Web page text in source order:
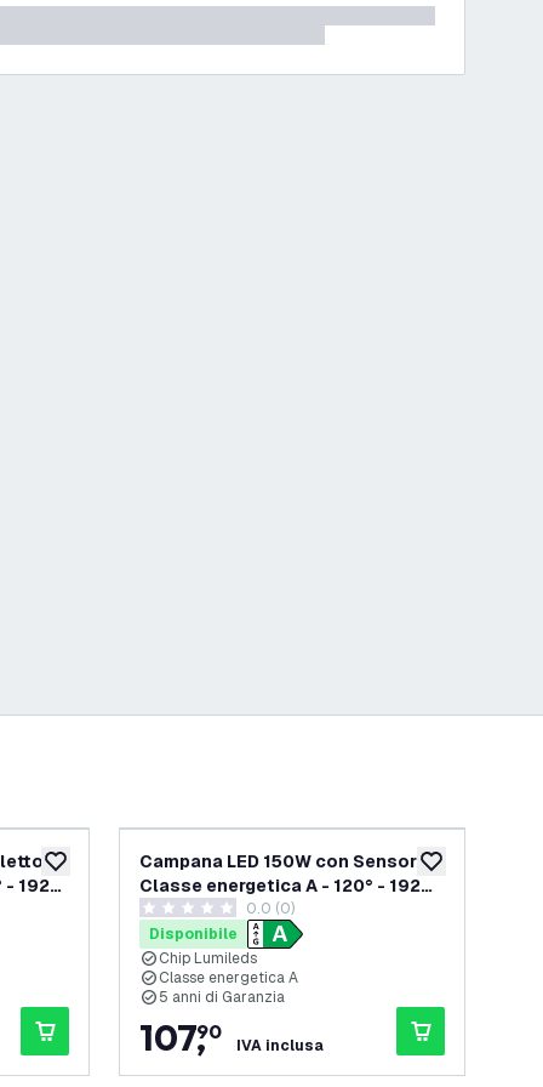
aggiungi alla lista desideri
- 192
aggiungi alla
Campana LED 150W con Sensore -
Classe energetica A - 120° - 192
Lm/W - 4000K - IP65 -
Dimmerabile
0 stelle di valutazione
0.0 (0)
Disponibile
Chip Lumileds
Classe energetica A
5 anni di Garanzia
107,
90
IVA inclusa